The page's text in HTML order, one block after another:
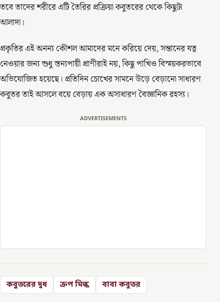
তবে তাদের শরীরে এটি তৈরির প্রক্রিয়া কবুতরের থেকে কিছুটা
আলাদা।
প্রকৃতির এই অনন্য কৌশল আমাদের মনে করিয়ে দেয়, সন্তানের যত্ন
নেওয়ার জন্য শুধু স্তন্যপায়ী প্রাণীরাই নয়, কিছু পাখিও বিস্ময়করভাবে
অভিযোজিত হয়েছে। প্রতিদিন চোখের সামনে উড়ে বেড়ানো সাধারণ
কবুতর তাই আসলে বয়ে বেড়ায় এক অসাধারণ বৈজ্ঞানিক রহস্য।
ADVERTISEMENTS
কবুতরের দুধ ক্রপ মিল্ক বাবা কবুতর